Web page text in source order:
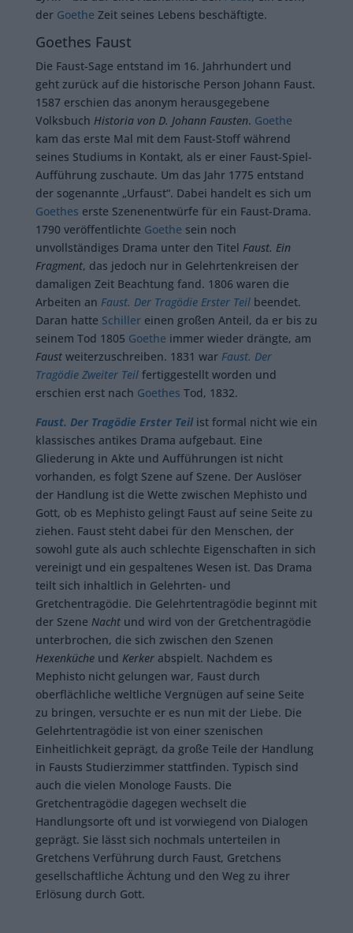
der Goethe Zeit seines Lebens beschäftigte.
Goethes Faust
Die Faust-Sage entstand im 16. Jahrhundert und
geht zurück auf die historische Person Johann Faust.
1587 erschien das anonym herausgegebene
Volksbuch Historia von D. Johann Fausten. Goethe
kam das erste Mal mit dem Faust-Stoff während
seines Studiums in Kontakt, als er einer Faust-Spiel-
Aufführung zuschaute. Um das Jahr 1775 entstand
der sogenannte „Urfaust“. Dabei handelt es sich um
Goethes erste Szenenentwürfe für ein Faust-Drama.
1790 veröffentlichte Goethe sein noch
unvollständiges Drama unter den Titel Faust. Ein
Fragment, das jedoch nur in Gelehrtenkreisen der
damaligen Zeit Beachtung fand. 1806 waren die
Arbeiten an Faust. Der Tragödie Erster Teilbeendet.
Daran hatte Schillereinen großen Anteil, da er bis zu
seinem Tod 1805 Goethe immer wieder drängte, am
Faustweiterzuschreiben. 1831 war Faust. Der
Tragödie Zweiter Teilfertiggestellt worden und
erschien erst nach Goethes Tod, 1832.
Faust. Der Tragödie Erster Teilist formal nicht wie ein
klassisches antikes Drama aufgebaut. Eine
Gliederung in Akte und Aufführungen ist nicht
vorhanden, es folgt Szene auf Szene. Der Auslöser
der Handlung ist die Wette zwischen Mephisto und
Gott, ob es Mephisto gelingt Faust auf seine Seite zu
ziehen. Faust steht dabei für den Menschen, der
sowohl gute als auch schlechte Eigenschaften in sich
vereinigt und ein gespaltenes Wesen ist. Das Drama
teilt sich inhaltlich in Gelehrten- und
Gretchentragödie. Die Gelehrtentragödie beginnt mit
der Szene Nachtund wird von der Gretchentragödie
unterbrochen, die sich zwischen den Szenen
Hexenkücheund Kerkerabspielt. Nachdem es
Mephisto nicht gelungen war, Faust durch
oberflächliche weltliche Vergnügen auf seine Seite
zu bringen, versuchte er es nun mit der Liebe. Die
Gelehrtentragödie ist von einer szenischen
Einheitlichkeit geprägt, da große Teile der Handlung
in Fausts Studierzimmer stattfinden. Typisch sind
auch die vielen Monologe Fausts. Die
Gretchentragödie dagegen wechselt die
Handlungsorte oft und ist vorwiegend von Dialogen
geprägt. Sie lässt sich nochmals unterteilen in
Gretchens Verführung durch Faust, Gretchens
gesellschaftliche Ächtung und den Weg zu ihrer
Erlösung durch Gott.